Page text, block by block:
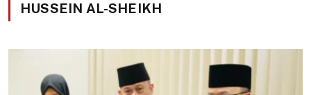
HUSSEIN AL-SHEIKH